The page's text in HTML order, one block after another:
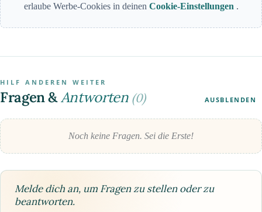
erlaube Werbe-Cookies in deinen Cookie-Einstellungen .
HILF ANDEREN WEITER
Fragen &Antworten (0) AUSBLENDEN
Noch keine Fragen. Sei die Erste!
Melde dich an, um Fragen zu stellen oder zu
beantworten.